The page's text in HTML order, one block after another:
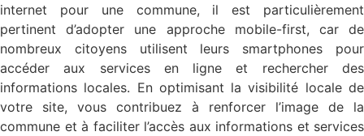
internet pour une commune, il est particulièrement
pertinent d’adopter une approche mobile-first, car de
nombreux citoyens utilisent leurs smartphones pour
accéder aux services en ligne et rechercher des
informations locales. En optimisant la visibilité locale de
votre site, vous contribuez à renforcer l’image de la
commune et à faciliter l’accès aux informations et services